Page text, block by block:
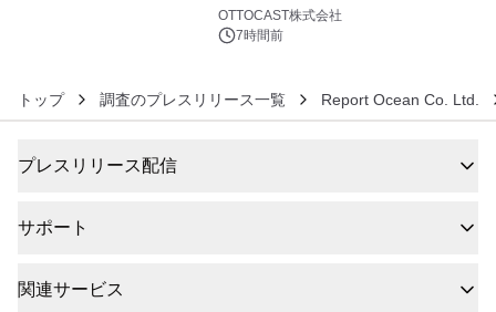
OTTOCAST株式会社
7時間前
トップ 調査のプレスリリース一覧 Report Ocean Co. Ltd.
プレスリリース配信
サポート
関連サービス